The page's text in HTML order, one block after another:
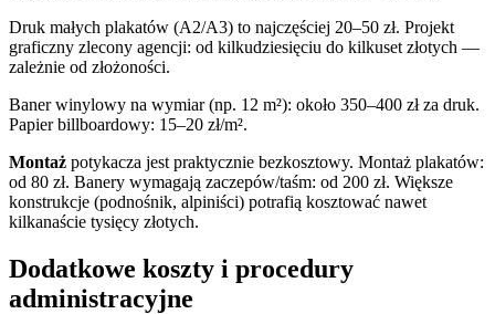
Druk małych plakatów (A2/A3) to najczęściej 20–50 zł. Projekt
graficzny zlecony agencji: od kilkudziesięciu do kilkuset złotych —
zależnie od złożoności.
Baner winylowy na wymiar (np. 12 m²): około 350–400 zł za druk.
Papier billboardowy: 15–20 zł/m².
Montaż potykacza jest praktycznie bezkosztowy. Montaż plakatów:
od 80 zł. Banery wymagają zaczepów/taśm: od 200 zł. Większe
konstrukcje (podnośnik, alpiniści) potrafią kosztować nawet
kilkanaście tysięcy złotych.
Dodatkowe koszty i procedury
administracyjne